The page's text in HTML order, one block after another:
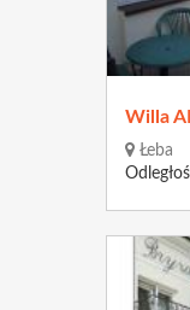
Willa
Łeba